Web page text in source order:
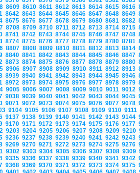
8609 8610 8611 8612 8613 8614 8615 8616
8642 8643 8644 8645 8646 8647 8648 8649
8675 8676 8677 8678 8679 8680 8681 8682
8708 8709 8710 8711 8712 8713 8714 8715
8741 8742 8743 8744 8745 8746 8747 8748
8774 8775 8776 8777 8778 8779 8780 8781
8807 8808 8809 8810 8811 8812 8813 8814
8840 8841 8842 8843 8844 8845 8846 8847
8873 8874 8875 8876 8877 8878 8879 8880
8906 8907 8908 8909 8910 8911 8912 8913
8939 8940 8941 8942 8943 8944 8945 8946
8972 8973 8974 8975 8976 8977 8978 8979
9005 9006 9007 9008 9009 9010 9011 9012
9038 9039 9040 9041 9042 9043 9044 9045
9071 9072 9073 9074 9075 9076 9077 9078
9104 9105 9106 9107 9108 9109 9110 9111
9137 9138 9139 9140 9141 9142 9143 9144
9170 9171 9172 9173 9174 9175 9176 9177
9203 9204 9205 9206 9207 9208 9209 9210
9236 9237 9238 9239 9240 9241 9242 9243
9269 9270 9271 9272 9273 9274 9275 9276
9302 9303 9304 9305 9306 9307 9308 9309
9335 9336 9337 9338 9339 9340 9341 9342
9368 9369 9370 9371 9372 9373 9374 9375